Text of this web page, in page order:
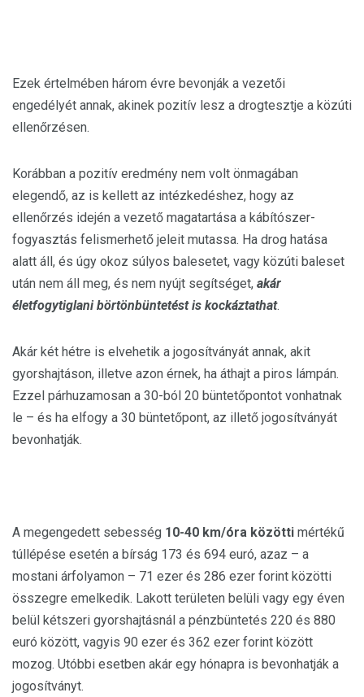
Ezek értelmében három évre bevonják a vezetői
engedélyét annak, akinek pozitív lesz a drogtesztje a közúti
ellenőrzésen.
Korábban a pozitív eredmény nem volt önmagában
elegendő, az is kellett az intézkedéshez, hogy az
ellenőrzés idején a vezető magatartása a kábítószer-
fogyasztás felismerhető jeleit mutassa. Ha drog hatása
alatt áll, és úgy okoz súlyos balesetet, vagy közúti baleset
után nem áll meg, és nem nyújt segítséget, akár
életfogytiglani börtönbüntetést is kockáztathat.
Akár két hétre is elvehetik a jogosítványát annak, akit
gyorshajtáson, illetve azon érnek, ha áthajt a piros lámpán.
Ezzel párhuzamosan a 30-ból 20 büntetőpontot vonhatnak
le – és ha elfogy a 30 büntetőpont, az illető jogosítványát
bevonhatják.
A megengedett sebesség 10-40 km/óra közötti mértékű
túllépése esetén a bírság 173 és 694 euró, azaz – a
mostani árfolyamon – 71 ezer és 286 ezer forint közötti
összegre emelkedik. Lakott területen belüli vagy egy éven
belül kétszeri gyorshajtásnál a pénzbüntetés 220 és 880
euró között, vagyis 90 ezer és 362 ezer forint között
mozog. Utóbbi esetben akár egy hónapra is bevonhatják a
jogosítványt.